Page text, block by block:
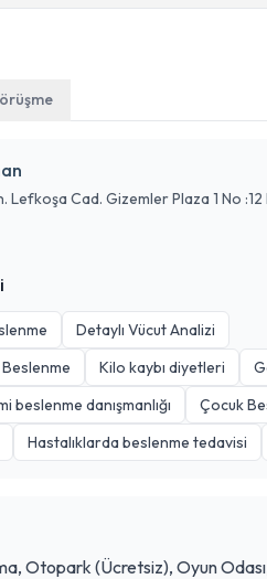
Lefkoşa Cad. Gizemler Plaza 1 No :12
Detaylı Vücut Analizi
Kilo kaybı diyetleri
beslenme danışmanlığı
Çocuk
Hastalıklarda beslenme tedavisi
Otopark (Ücretsiz), Oyun